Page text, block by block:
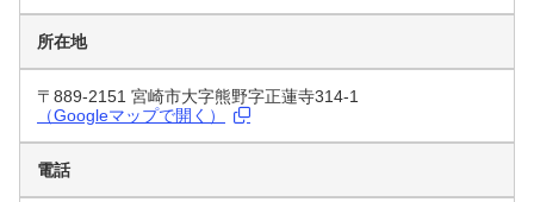
所在地
〒889-2151 宮崎市大字熊野字正蓮寺314-1
（Googleマップで開く）
電話